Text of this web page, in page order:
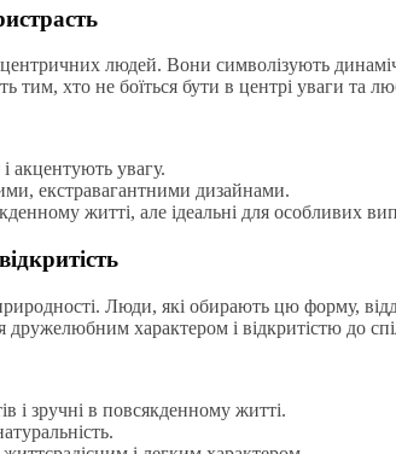
людей. Вони символізують
тим, хто не боїться бути в центрі уваги та
акцентують увагу.
екстравагантними дизайнами.
житті, але ідеальні для особливих
Люди, які обирають цю форму,
дружелюбним характером і відкритістю до
і зручні в повсякденному житті.